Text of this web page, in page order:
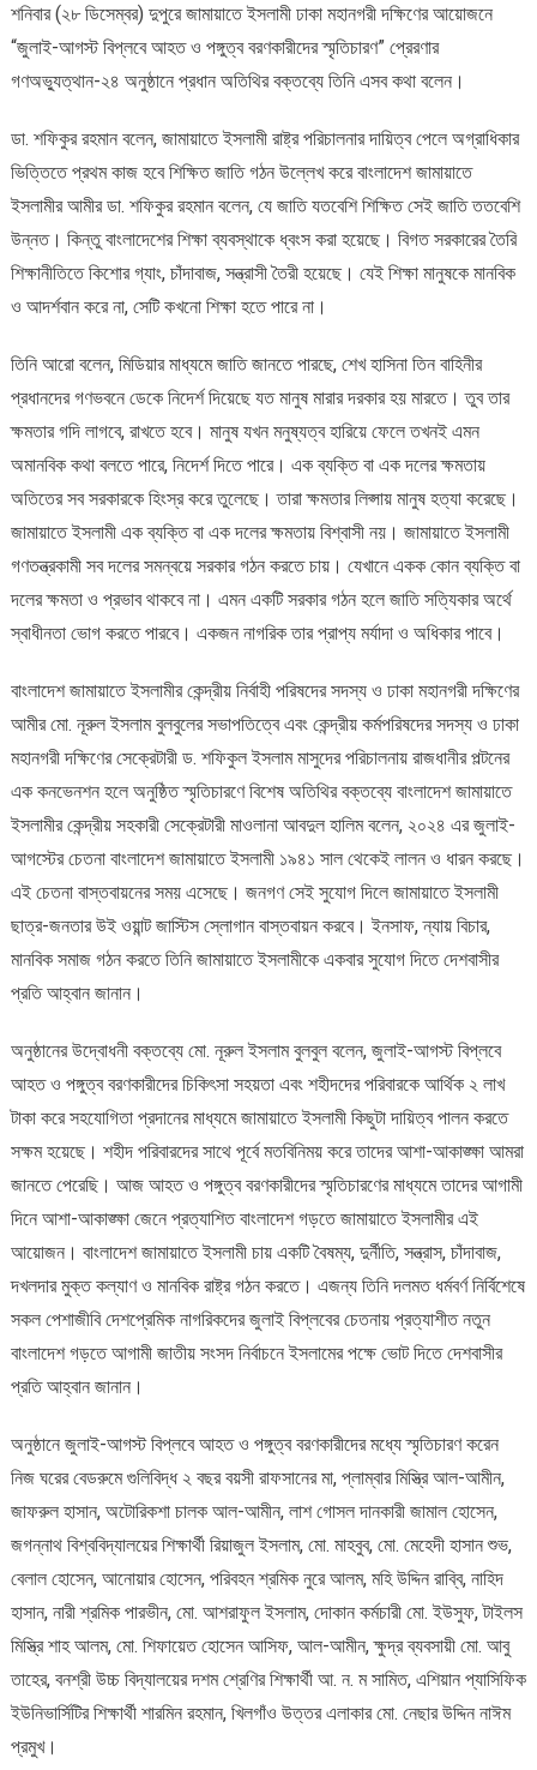
শনিবার (২৮ ডিসেম্বর) দুপুরে জামায়াতে ইসলামী ঢাকা মহানগরী দক্ষিণের আয়োজনে
“জুলাই-আগস্ট বিপ্লবে আহত ও পঙ্গুত্ব বরণকারীদের স্মৃতিচারণ” প্রেরণার
গণঅভ্যুত্থান-২৪ অনুষ্ঠানে প্রধান অতিথির বক্তব্যে তিনি এসব কথা বলেন।
ডা. শফিকুর রহমান বলেন, জামায়াতে ইসলামী রাষ্ট্র পরিচালনার দায়িত্ব পেলে অগ্রাধিকার
ভিত্তিতে প্রথম কাজ হবে শিক্ষিত জাতি গঠন উল্লেখ করে বাংলাদেশ জামায়াতে
ইসলামীর আমীর ডা. শফিকুর রহমান বলেন, যে জাতি যতবেশি শিক্ষিত সেই জাতি ততবেশি
উন্নত। কিন্তু বাংলাদেশের শিক্ষা ব্যবস্থাকে ধ্বংস করা হয়েছে। বিগত সরকারের তৈরি
শিক্ষানীতিতে কিশোর গ্যাং, চাঁদাবাজ, সন্ত্রাসী তৈরী হয়েছে। যেই শিক্ষা মানুষকে মানবিক
ও আদর্শবান করে না, সেটি কখনো শিক্ষা হতে পারে না।
তিনি আরো বলেন, মিডিয়ার মাধ্যমে জাতি জানতে পারছে, শেখ হাসিনা তিন বাহিনীর
প্রধানদের গণভবনে ডেকে নিদের্শ দিয়েছে যত মানুষ মারার দরকার হয় মারতে। তুব তার
ক্ষমতার গদি লাগবে, রাখতে হবে। মানুষ যখন মনুষ্যত্ব হারিয়ে ফেলে তখনই এমন
অমানবিক কথা বলতে পারে, নিদের্শ দিতে পারে। এক ব্যক্তি বা এক দলের ক্ষমতায়
অতিতের সব সরকারকে হিংস্র করে তুলেছে। তারা ক্ষমতার লিপ্সায় মানুষ হত্যা করেছে।
জামায়াতে ইসলামী এক ব্যক্তি বা এক দলের ক্ষমতায় বিশ্বাসী নয়। জামায়াতে ইসলামী
গণতন্ত্রকামী সব দলের সমন্বয়ে সরকার গঠন করতে চায়। যেখানে একক কোন ব্যক্তি বা
দলের ক্ষমতা ও প্রভাব থাকবে না। এমন একটি সরকার গঠন হলে জাতি সত্যিকার অর্থে
স্বাধীনতা ভোগ করতে পারবে। একজন নাগরিক তার প্রাপ্য মর্যাদা ও অধিকার পাবে।
বাংলাদেশ জামায়াতে ইসলামীর কেন্দ্রীয় নির্বাহী পরিষদের সদস্য ও ঢাকা মহানগরী দক্ষিণের
আমীর মো. নূরুল ইসলাম বুলবুলের সভাপতিত্বে এবং কেন্দ্রীয় কর্মপরিষদের সদস্য ও ঢাকা
মহানগরী দক্ষিণের সেক্রেটারী ড. শফিকুল ইসলাম মাসুদের পরিচালনায় রাজধানীর পল্টনের
এক কনভেনশন হলে অনুষ্ঠিত স্মৃতিচারণে বিশেষ অতিথির বক্তব্যে বাংলাদেশ জামায়াতে
ইসলামীর কেন্দ্রীয় সহকারী সেক্রেটারী মাওলানা আবদুল হালিম বলেন, ২০২৪ এর জুলাই-
আগস্টের চেতনা বাংলাদেশ জামায়াতে ইসলামী ১৯৪১ সাল থেকেই লালন ও ধারন করছে।
এই চেতনা বাস্তবায়নের সময় এসেছে। জনগণ সেই সুযোগ দিলে জামায়াতে ইসলামী
ছাত্র-জনতার উই ওয়ান্ট জাস্টিস স্লোগান বাস্তবায়ন করবে। ইনসাফ, ন্যায় বিচার,
মানবিক সমাজ গঠন করতে তিনি জামায়াতে ইসলামীকে একবার সুযোগ দিতে দেশবাসীর
প্রতি আহ্বান জানান।
অনুষ্ঠানের উদ্বোধনী বক্তব্যে মো. নূরুল ইসলাম বুলবুল বলেন, জুলাই-আগস্ট বিপ্লবে
আহত ও পঙ্গুত্ব বরণকারীদের চিকিৎসা সহয়তা এবং শহীদদের পরিবারকে আর্থিক ২ লাখ
টাকা করে সহযোগিতা প্রদানের মাধ্যমে জামায়াতে ইসলামী কিছুটা দায়িত্ব পালন করতে
সক্ষম হয়েছে। শহীদ পরিবারদের সাথে পূর্বে মতবিনিময় করে তাদের আশা-আকাঙ্ক্ষা আমরা
জানতে পেরেছি। আজ আহত ও পঙ্গুত্ব বরণকারীদের স্মৃতিচারণের মাধ্যমে তাদের আগামী
দিনে আশা-আকাঙ্ক্ষা জেনে প্রত্যাশিত বাংলাদেশ গড়তে জামায়াতে ইসলামীর এই
আয়োজন। বাংলাদেশ জামায়াতে ইসলামী চায় একটি বৈষম্য, দুর্নীতি, সন্ত্রাস, চাঁদাবাজ,
দখলদার মুক্ত কল্যাণ ও মানবিক রাষ্ট্র গঠন করতে। এজন্য তিনি দলমত ধর্মবর্ণ নির্বিশেষে
সকল পেশাজীবি দেশপ্রেমিক নাগরিকদের জুলাই বিপ্লবের চেতনায় প্রত্যাশীত নতুন
বাংলাদেশ গড়তে আগামী জাতীয় সংসদ নির্বাচনে ইসলামের পক্ষে ভোট দিতে দেশবাসীর
প্রতি আহ্বান জানান।
অনুষ্ঠানে জুলাই-আগস্ট বিপ্লবে আহত ও পঙ্গুত্ব বরণকারীদের মধ্যে স্মৃতিচারণ করেন
নিজ ঘরের বেডরুমে গুলিবিদ্ধ ২ বছর বয়সী রাফসানের মা, প্লাম্বার মিস্ত্রি আল-আমীন,
জাফরুল হাসান, অটোরিকশা চালক আল-আমীন, লাশ গোসল দানকারী জামাল হোসেন,
জগন্নাথ বিশ্ববিদ্যালয়ের শিক্ষার্থী রিয়াজুল ইসলাম, মো. মাহবুব, মো. মেহেদী হাসান শুভ,
বেলাল হোসেন, আনোয়ার হোসেন, পরিবহন শ্রমিক নুরে আলম, মহি উদ্দিন রাব্বি, নাহিদ
হাসান, নারী শ্রমিক পারভীন, মো. আশরাফুল ইসলাম, দোকান কর্মচারী মো. ইউসুফ, টাইলস
মিস্ত্রি শাহ আলম, মো. শিফায়েত হোসেন আসিফ, আল-আমীন, ক্ষুদ্র ব্যবসায়ী মো. আবু
তাহের, বনশ্রী উচ্চ বিদ্যালয়ের দশম শ্রেণির শিক্ষার্থী আ. ন. ম সামিত, এশিয়ান প্যাসিফিক
ইউনিভার্সিটির শিক্ষার্থী শারমিন রহমান, খিলগাঁও উত্তর এলাকার মো. নেছার উদ্দিন নাঈম
প্রমুখ।